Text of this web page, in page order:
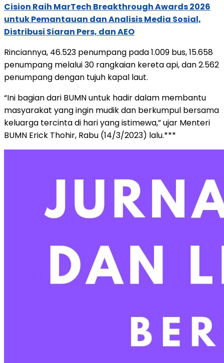
Cision Raih MarTech Breakthrough Awards 2026
untuk Pemantauan dan Analisis Media Sosial,
Distribusi Siaran Pers, dan AEO
Rinciannya, 46.523 penumpang pada 1.009 bus, 15.658
penumpang melalui 30 rangkaian kereta api, dan 2.562
penumpang dengan tujuh kapal laut.
“Ini bagian dari BUMN untuk hadir dalam membantu
masyarakat yang ingin mudik dan berkumpul bersama
keluarga tercinta di hari yang istimewa,” ujar Menteri
BUMN Erick Thohir, Rabu (14/3/2023) lalu.***